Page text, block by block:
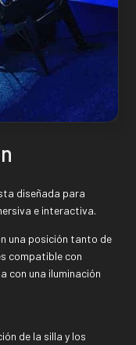
diseñada para
e interactiva.
una posición tanto de
compatible con
con una iluminación
de la silla y los